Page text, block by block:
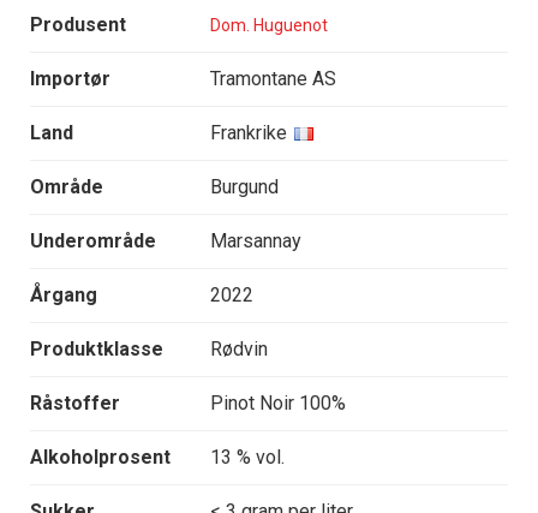
Produsent Dom. Huguenot
Importør Tramontane AS
Land Frankrike
Område Burgund
Underområde Marsannay
Årgang 2022
Produktklasse Rødvin
Råstoffer Pinot Noir 100%
Alkoholprosent 13 % vol.